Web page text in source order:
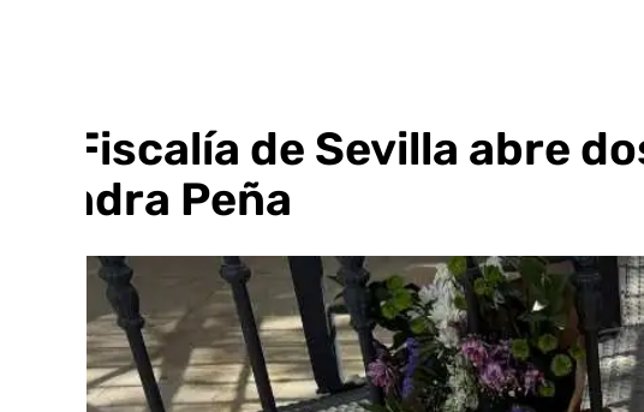
La Fiscalía de Sevilla abre
Sandra Peña